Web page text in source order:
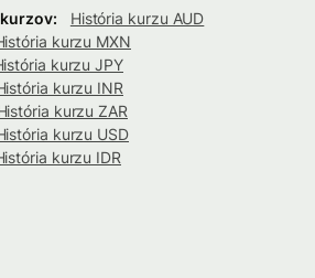
História kurzu AUD
kurzu MXN
kurzu JPY
kurzu INR
kurzu ZAR
kurzu USD
kurzu IDR